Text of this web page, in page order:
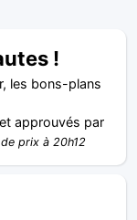
!
les bons-plans
approuvés par
prix à 20h12